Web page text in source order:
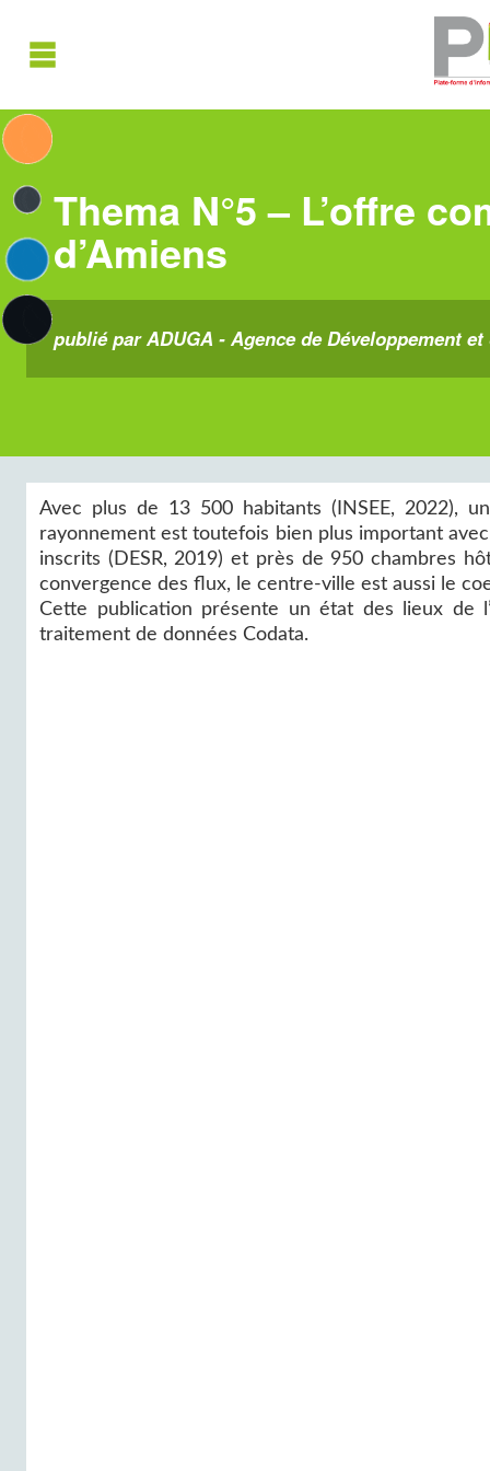
Thema N°5 – L’offre
d’Amiens
publié par ADUGA - Agence de Développement
Avec plus de 13 500 habitants (INSEE, 2022),
rayonnement est toutefois bien plus important
inscrits (DESR, 2019) et près de 950 chambres
convergence des flux, le centre-ville est aussi le
Cette publication présente un état des lieux de
traitement de données Codata.